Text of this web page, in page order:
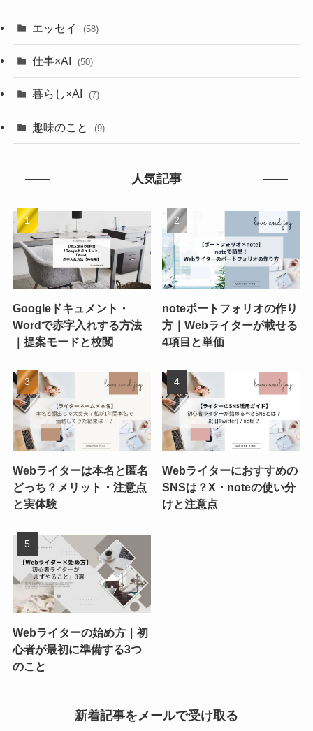
エッセイ (58)
仕事×AI (50)
暮らし×AI (7)
趣味のこと (9)
人気記事
Googleドキュメント・
Wordで赤字入れする方法
｜提案モードと校閲
noteポートフォリオの作り
方｜Webライターが載せる
4項目と単価
Webライターは本名と匿名
どっち？メリット・注意点
と実体験
Webライターにおすすめの
SNSは？X・noteの使い分
けと注意点
Webライターの始め方｜初
心者が最初に準備する3つ
のこと
新着記事をメールで受け取る